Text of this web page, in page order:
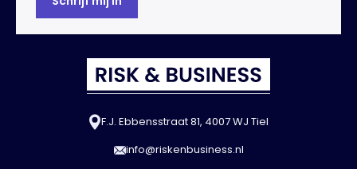
F.J. Ebbensstraat 81, 4007 WJ Tiel
info@riskenbusiness.nl